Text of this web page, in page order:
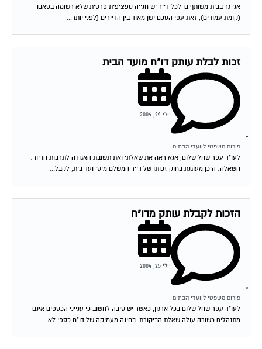
אני גר בבית משותף בו לכל דייר יש חנייה ספציפית פרטית שלא רשומה בטאבו
(קומת עמודים), זאת עפי הסכם ישן מאוד בין הדיירים (לפני יותר...
זכות לבלת עותק דו"ח מועד הבית
פורום משפטי לוועדי הבתים
יולי 24, 2004
לעו"ד עפר שחל שלום, אנא ראה את שאלתי ואת תשובת האגודה לתרבות הדיור:
השאלה: היכן מעוגנת בחוק זכותו של דייר המשלם מיסי ועד בית, לקבל...
הזכות לקבלת עותק מדו"ח
פורום משפטי לוועדי הבתים
יולי 25, 2004
לעו"ד עפר שחל שלום בכל ארגון, כאשר יש סיבה לחשוב כי ענייני הכספים אינם
מתנהלים כשורה עולה שאלת הביקורת. בחינה מעמיקה של דו"ח כספי לא...